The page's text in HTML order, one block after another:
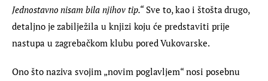
Jednostavno nisam bila njihov tip.“ Sve to, kao i štošta drugo,
detaljno je zabilježila u knjizi koju će predstaviti prije
nastupa u zagrebačkom klubu pored Vukovarske.
Ono što naziva svojim „novim poglavljem“ nosi posebnu